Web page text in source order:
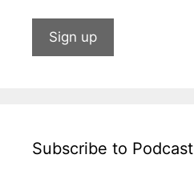
Subscribe to Podcast